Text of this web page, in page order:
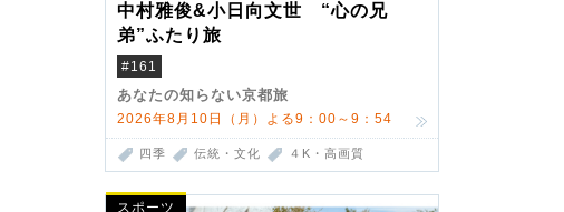
中村雅俊&小日向文世 “心の兄
弟”ふたり旅
#161
あなたの知らない京都旅
2026年8月10日（月）よる9：00～9：54
四季 伝統・文化 ４K・高画質
スポーツ